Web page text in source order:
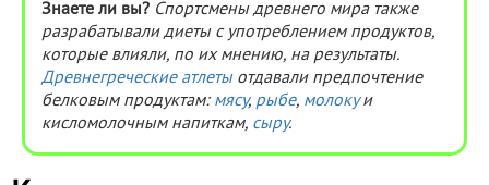
Знаете ли вы? Спортсмены древнего мира также
разрабатывали диеты с употреблением продуктов,
которые влияли, по их мнению, на результаты.
Древнегреческие атлетыотдавали предпочтение
белковым продуктам: мясу, рыбе, молокуи
кисломолочным напиткам, сыру.